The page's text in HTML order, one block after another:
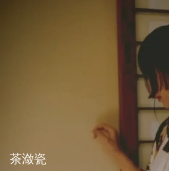
茶潋瓷